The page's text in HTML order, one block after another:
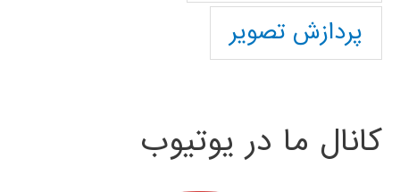
پردازش تصویر
کانال ما در یوتیوب